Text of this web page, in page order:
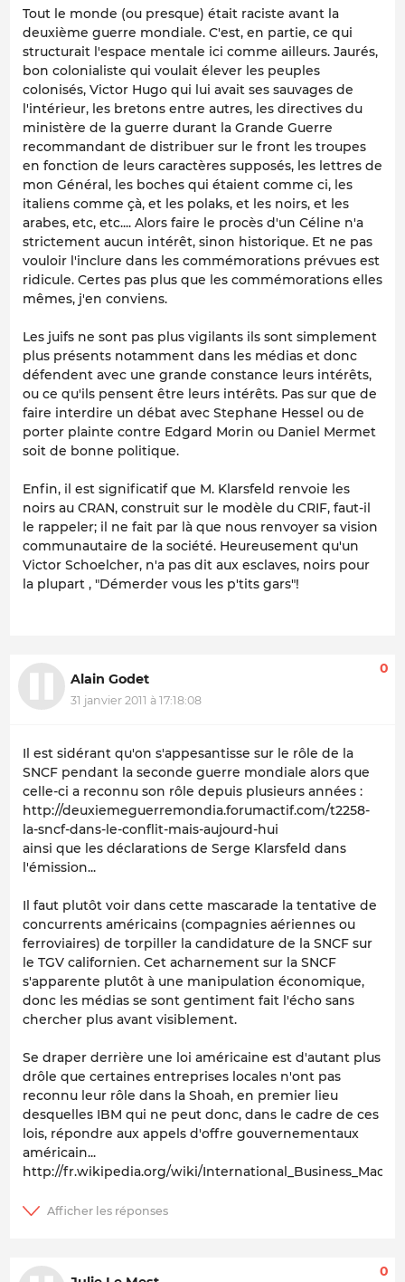
Tout le monde (ou presque) était raciste avant la
deuxième guerre mondiale. C'est, en partie, ce qui
structurait l'espace mentale ici comme ailleurs. Jaurés,
bon colonialiste qui voulait élever les peuples
colonisés, Victor Hugo qui lui avait ses sauvages de
l'intérieur, les bretons entre autres, les directives du
ministère de la guerre durant la Grande Guerre
recommandant de distribuer sur le front les troupes
en fonction de leurs caractères supposés, les lettres de
mon Général, les boches qui étaient comme ci, les
italiens comme çà, et les polaks, et les noirs, et les
arabes, etc, etc.... Alors faire le procès d'un Céline n'a
strictement aucun intérêt, sinon historique. Et ne pas
vouloir l'inclure dans les commémorations prévues est
ridicule. Certes pas plus que les commémorations elles
mêmes, j'en conviens.
Les juifs ne sont pas plus vigilants ils sont simplement
plus présents notamment dans les médias et donc
défendent avec une grande constance leurs intérêts,
ou ce qu'ils pensent être leurs intérêts. Pas sur que de
faire interdire un débat avec Stephane Hessel ou de
porter plainte contre Edgard Morin ou Daniel Mermet
soit de bonne politique.
Enfin, il est significatif que M. Klarsfeld renvoie les
noirs au CRAN, construit sur le modèle du CRIF, faut-il
le rappeler; il ne fait par là que nous renvoyer sa vision
communautaire de la société. Heureusement qu'un
Victor Schoelcher, n'a pas dit aux esclaves, noirs pour
la plupart , "Démerder vous les p'tits gars"!
Alain Godet
31 janvier 2011 à 17:18:08
0
Il est sidérant qu'on s'appesantisse sur le rôle de la
SNCF pendant la seconde guerre mondiale alors que
celle-ci a reconnu son rôle depuis plusieurs années :
http://deuxiemeguerremondia.forumactif.com/t2258-
la-sncf-dans-le-conflit-mais-aujourd-hui
ainsi que les déclarations de Serge Klarsfeld dans
l'émission...
Il faut plutôt voir dans cette mascarade la tentative de
concurrents américains (compagnies aériennes ou
ferroviaires) de torpiller la candidature de la SNCF sur
le TGV californien. Cet acharnement sur la SNCF
s'apparente plutôt à une manipulation économique,
donc les médias se sont gentiment fait l'écho sans
chercher plus avant visiblement.
Se draper derrière une loi américaine est d'autant plus
drôle que certaines entreprises locales n'ont pas
reconnu leur rôle dans la Shoah, en premier lieu
desquelles IBM qui ne peut donc, dans le cadre de ces
lois, répondre aux appels d'offre gouvernementaux
américain...
http://fr.wikipedia.org/wiki/
0